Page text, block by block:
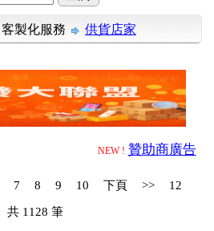
客製化服務 供貨店家
NEW ! 贊助商廣告
7 8 9 10 下頁 >> 12
共1128 筆